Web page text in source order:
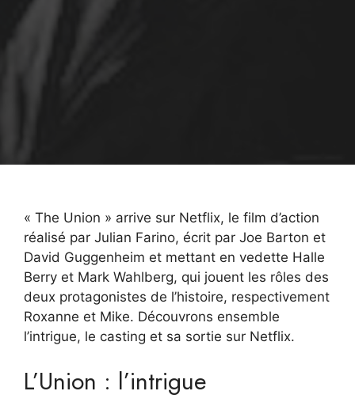
« The Union » arrive sur Netflix, le film d’action
réalisé par Julian Farino, écrit par Joe Barton et
David Guggenheim et mettant en vedette Halle
Berry et Mark Wahlberg, qui jouent les rôles des
deux protagonistes de l’histoire, respectivement
Roxanne et Mike. Découvrons ensemble
l’intrigue, le casting et sa sortie sur Netflix.
L’Union : l’intrigue